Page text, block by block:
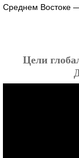
Среднем Востоке
Цели